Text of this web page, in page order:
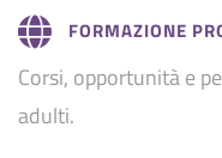
FORMAZIONE
Corsi, opportunità e
adulti.